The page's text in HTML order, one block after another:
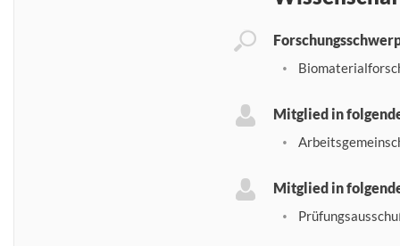
Mitglied in
Mitglied in